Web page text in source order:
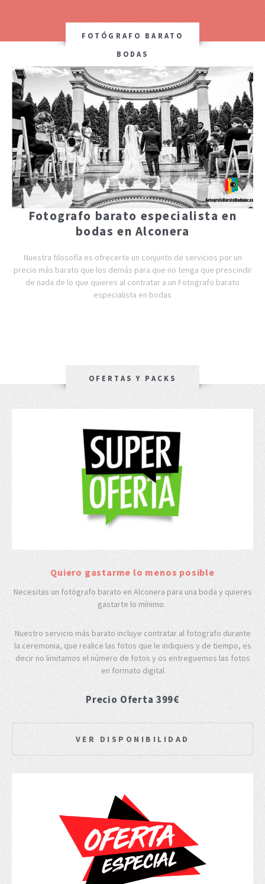
FOTÓGRAFO BARATO
BODAS
Fotografo barato especialista en
bodas en Alconera
Nuestra filosofía es ofrecerte un conjunto de servicios por un
precio más barato que los demás para que no tenga que prescindir
de nada de lo que quieres al contratar a un Fotografo barato
especialista en bodas
OFERTAS Y PACKS
Quiero gastarme lo menos posible
Necesitas un fotógrafo barato en Alconera para una boda y quieres
gastarte lo mínimo.
Nuestro servicio más barato incluye contratar al fotografo durante
la ceremonia, que realice las fotos que le indiqueis y de tiempo, es
decir no limitamos el número de fotos y os entreguemos las fotos
en formato digital
Precio Oferta 399€
VER DISPONIBILIDAD